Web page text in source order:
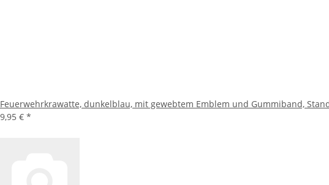
Feuerwehrkrawatte, dunkelblau, mit gewebtem Emblem und Gummiband,
9,95 € *